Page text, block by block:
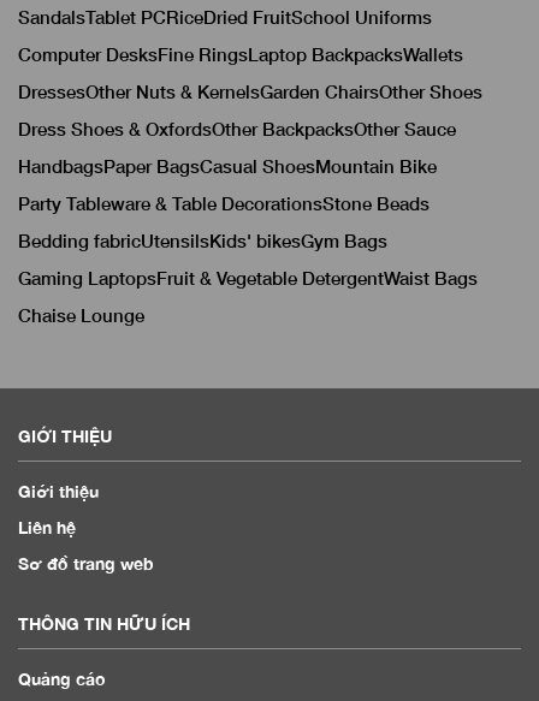
SandalsTablet PCRiceDried FruitSchool Uniforms
Computer DesksFine RingsLaptop BackpacksWallets
DressesOther Nuts & KernelsGarden ChairsOther Shoes
Dress Shoes & OxfordsOther BackpacksOther Sauce
HandbagsPaper BagsCasual ShoesMountain Bike
Party Tableware & Table DecorationsStone Beads
Bedding fabricUtensilsKids' bikesGym Bags
Gaming LaptopsFruit & Vegetable DetergentWaist Bags
Chaise Lounge
GIỚI THIỆU
Giới thiệu
Liên hệ
Sơ đồ trang web
THÔNG TIN HỮU ÍCH
Quảng cáo